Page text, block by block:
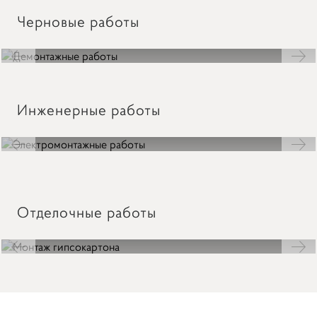
ВНИМАНИЕ ФОРМА
ОБРАТНОЙ СВЯЗИ
ВРЕМЕННО НЕ РАБОТАЕТ!
Черновые работы
Инженерные работы
Отделочные работы